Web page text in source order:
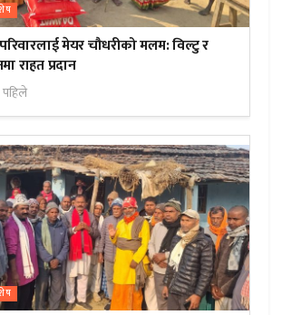
मेयर चौधरीको मलम: विल्टु र
राहत प्रदान